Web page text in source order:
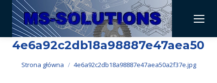
Jesteś tutaj:
Strona główna 4e6a92c2db18a98887e47aea50a2f37e.jpg